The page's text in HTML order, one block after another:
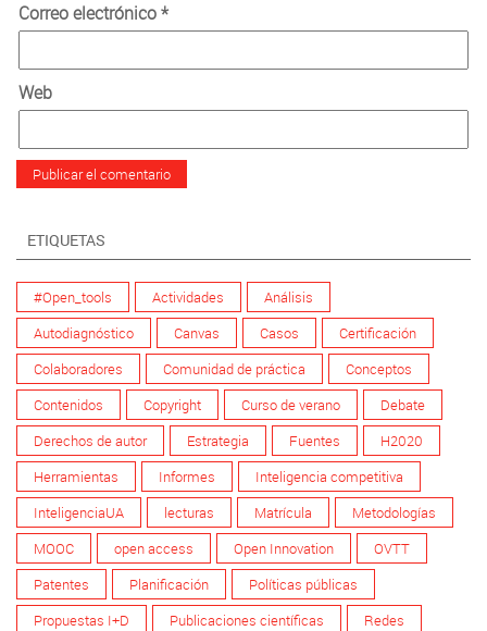
Correo electrónico*
Web
ETIQUETAS
#Open_tools Actividades
Análisis
Autodiagnóstico
Canvas Casos
Certificación
Colaboradores
Comunidad de práctica
Conceptos
Contenidos
Copyright Curso de verano
Debate
Derechos de autor
Estrategia Fuentes
H2020
Herramientas
Informes
Inteligencia competitiva
InteligenciaUA
lecturas Matrícula
Metodologías
MOOC
open access Open Innovation
OVTT
Patentes
Planificación
Políticas públicas
Propuestas I+D
Publicaciones científicas
Redes